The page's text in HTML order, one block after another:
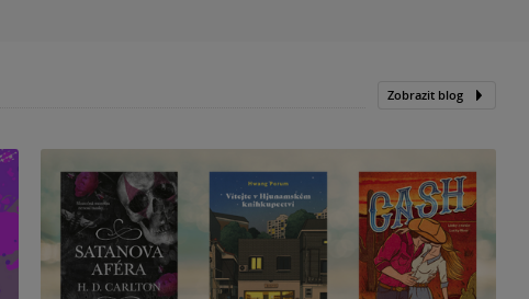
Zobrazit blog